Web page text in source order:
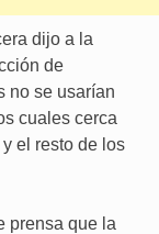
dijo a la
de
no se usarían
cuales cerca
el resto de los
prensa que la